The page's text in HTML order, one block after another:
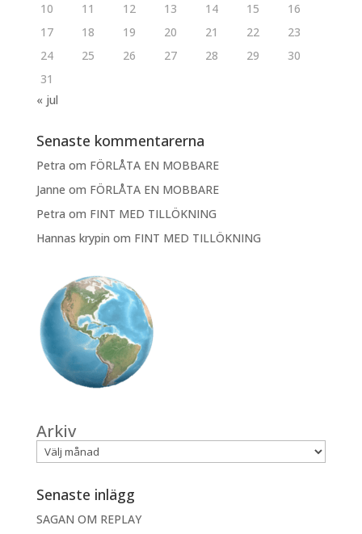
10
11 12 13 14 15
16
17
18 19 20 21 22
23
24
25 26 27 28 29
30
31
« jul
Senaste kommentarerna
Petra om FÖRLÅTA EN MOBBARE
Janne om FÖRLÅTA EN MOBBARE
Petra om FINT MED TILLÖKNING
Hannas krypin om FINT MED TILLÖKNING
Arkiv
Senaste inlägg
SAGAN OM REPLAY